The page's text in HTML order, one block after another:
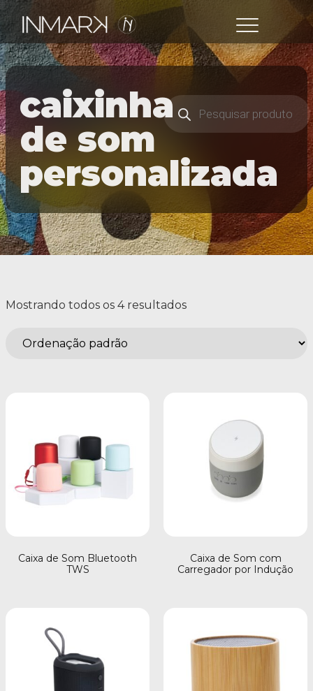
caixinha
de som
personalizada
Mostrando todos os 4 resultados
Caixa de Som Bluetooth
TWS
Caixa de Som com
Carregador por Indução